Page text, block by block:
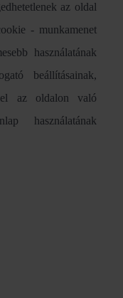
az oldal
- munkamenet
használatának
beállításainak,
az oldalon való
használatának